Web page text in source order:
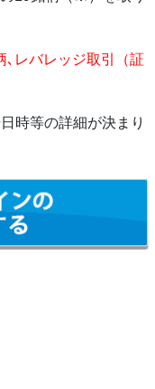
レバレッジ取引（証
時等の詳細が決まり